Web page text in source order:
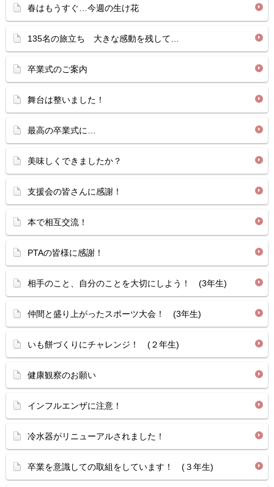
春はもうすぐ…今週の生け花
135名の旅立ち 大きな感動を残して…
卒業式のご案内
舞台は整いました！
最高の卒業式に…
美味しくできましたか？
支援会の皆さんに感謝！
本で相互交流！
PTAの皆様に感謝！
相手のこと、自分のことを大切にしよう！ (3年生)
仲間と盛り上がったスポーツ大会！ (3年生)
いも餅づくりにチャレンジ！ (２年生)
健康観察のお願い
インフルエンザに注意！
冷水器がリニューアルされました！
卒業を意識しての取組をしています！ (３年生)